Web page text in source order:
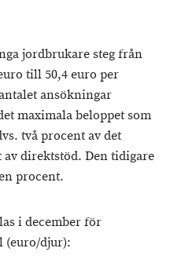
jordbrukare steg från
till 50,4 euro per
ansökningar
maximala beloppet som
två procent av det
direktstöd. Den tidigare
procent.
i december för
(euro/djur):